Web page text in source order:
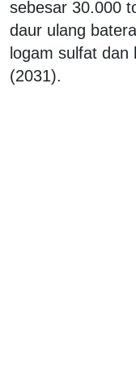
sebesar 30.000
daur ulang
logam sulfat
(2031).